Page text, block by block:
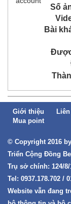
Số
Bài
Giới thiệu
Mua point
© Copyright 2016
Triển Cộng Đồng
Trụ sở chính: 124/
Tel: 0937.178.702 /
Website vẫn đang